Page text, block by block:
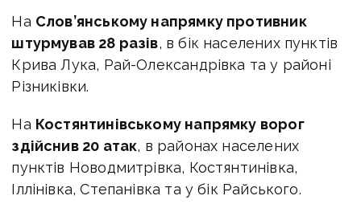
На Слов’янському напрямку противник
штурмував 28 разів, в бік населених пунктів
Крива Лука, Рай-Олександрівка та у районі
Різниківки.
На Костянтинівському напрямку ворог
здійснив 20 атак, в районах населених
пунктів Новодмитрівка, Костянтинівка,
Іллінівка, Степанівка та у бік Райського.